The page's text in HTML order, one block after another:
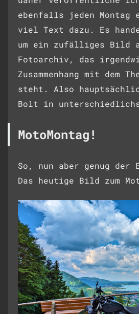
ebenfalls jeden Montag
viel Text dazu. Es
um ein zufälliges Bild
Fotoarchiv, das
Zusammenhang mit dem
steht. Also
Bolt in
MotoMontag!
So, nun aber genug der
Das heutige Bild zum